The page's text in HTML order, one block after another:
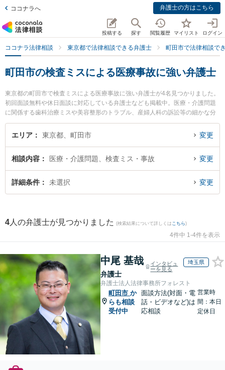
ココナラへ 弁護士の方はこちら
投稿する 探す 閲覧履歴 マイリスト ログイン
ココナラ法律相談 東京都で法律相談できる弁護士 町田市で法律相談で
町田市の検査ミスによる医療事故に強い弁護士
東京都の町田市で検査ミスによる医療事故に強い弁護士が4名見つかりました。
初回面談無料や休日面談に対応している弁護士なども掲載中。医療・介護問題
に関係する歯科治療ミスや美容整形のトラブル、産婦人科の訴訟等の細かな分
野での絞り込み検索もでき便利です。特に至誠総合法律事務所の野澤 孝有弁護
士や永島法律事務所の永島 徹弁護士、松本・渡邉法律事務所の渡邉 祐太弁護士
相談したい』『検査ミスによる医療事故のトラブル解決の実績豊富な近くの弁
護士を検索したい』『初回相談無料で検査ミスによる医療事故を法律相談でき
る町田市内の弁護士に相談予約したい』などでお困りの相談者さんにおすすめ
エリア 東京都、町田市 変更
相談内容 医療・介護問題、検査ミス・事故 変更
詳細条件 未選択 変更
4 人の弁護士が見つかりました (検索結果について詳しくは こちら)
4件中 1-4件を表示
中尾 基哉
弁護士
インタビュ
ーを見る
埼玉県
弁護士法人法律事務所フォレスト
町田市 か
らも相談
受付中
面談方法(対面・電
話・ビデオなど)は
応相談
営業時
間：本日
定休日